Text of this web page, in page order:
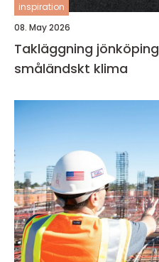
inspiration
08. May 2026
Takläggning jönköping trygga tak för
småländskt klima